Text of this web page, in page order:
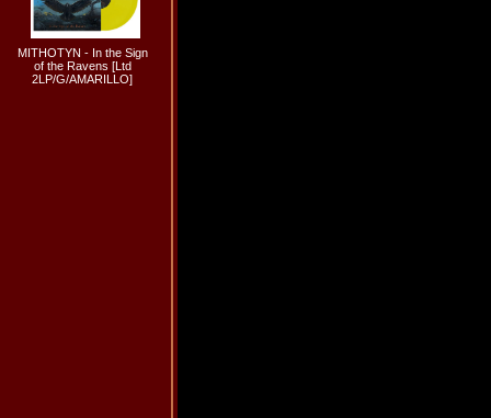
MITHOTYN - In the Sign
of the Ravens [Ltd
2LP/G/AMARILLO]